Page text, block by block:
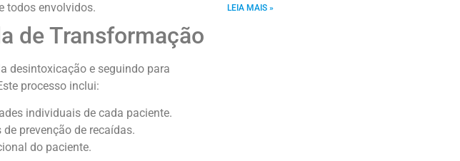
todos envolvidos.
de Transformação
desintoxicação e seguindo para
processo inclui:
individuais de cada paciente.
prevenção de recaídas.
do paciente.
LEIA MAIS »